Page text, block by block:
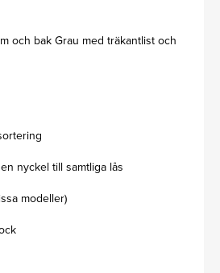
och bak Grau med träkantlist och
nyckel till samtliga lås
modeller)